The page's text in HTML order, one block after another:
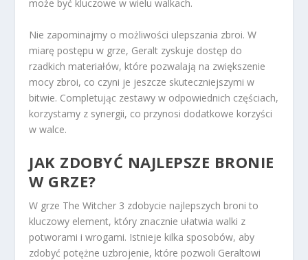
może być kluczowe w wielu walkach.
Nie zapominajmy o możliwości ulepszania zbroi. W
miarę postępu w grze, Geralt zyskuje dostęp do
rzadkich materiałów, które pozwalają na zwiększenie
mocy zbroi, co czyni je jeszcze skuteczniejszymi w
bitwie. Completując zestawy w odpowiednich częściach,
korzystamy z synergii, co przynosi dodatkowe korzyści
w walce.
JAK ZDOBYĆ NAJLEPSZE BRONIE
W GRZE?
W grze The Witcher 3 zdobycie najlepszych broni to
kluczowy element, który znacznie ułatwia walki z
potworami i wrogami. Istnieje kilka sposobów, aby
zdobyć potężne uzbrojenie, które pozwoli Geraltowi